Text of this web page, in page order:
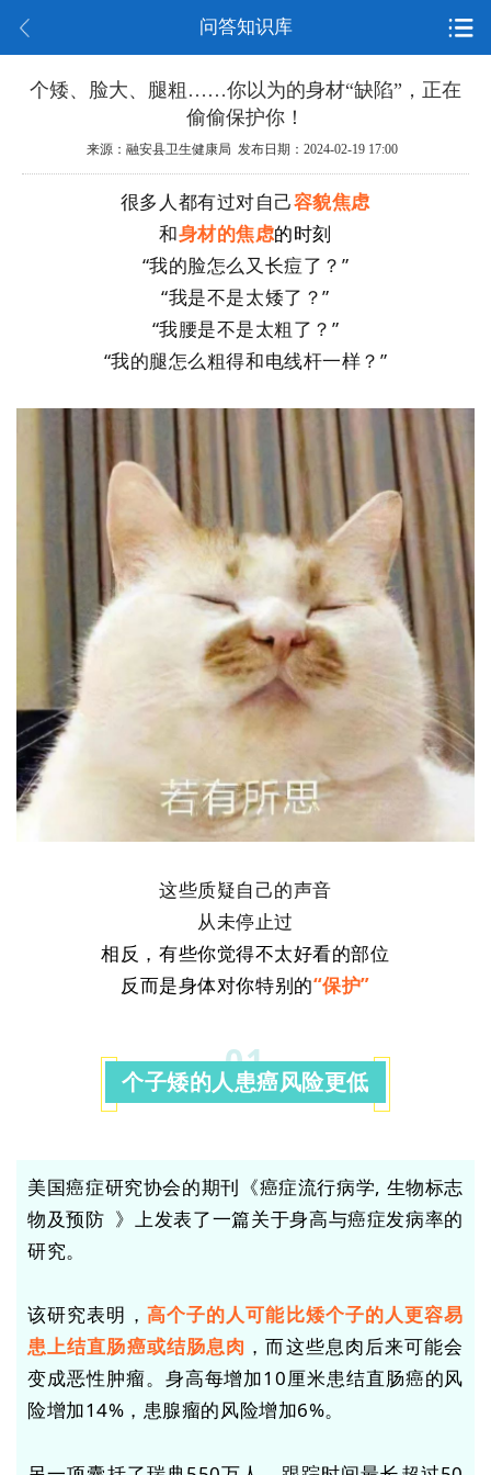
问答知识库
个矮、脸大、腿粗……你以为的身材“缺陷”，正在
偷偷保护你！
来源：融安县卫生健康局 发布日期：2024-02-19 17:00
很多人都有过对自己容貌焦虑
和身材的焦虑的时刻
“我的脸怎么又长痘了？”
“我是不是太矮了？”
“我腰是不是太粗了？”
“我的腿怎么粗得和电线杆一样？”
这些质疑自己的声音
从未停止过
相反，有些你觉得不太好看的部位
反而是身体对你特别的“保护”
01
个子矮的人患癌风险更低
美国癌症研究协会的期刊《癌症流行病学, 生物标志
物及预防 》上发表了一篇关于身高与癌症发病率的
研究。
该研究表明， 高个子的人可能比矮个子的人更容易
患上结直肠癌或结肠息肉 ，而这些息肉后来可能会
变成恶性肿瘤。身高每增加10厘米患结直肠癌的风
险增加14%，患腺瘤的风险增加6%。